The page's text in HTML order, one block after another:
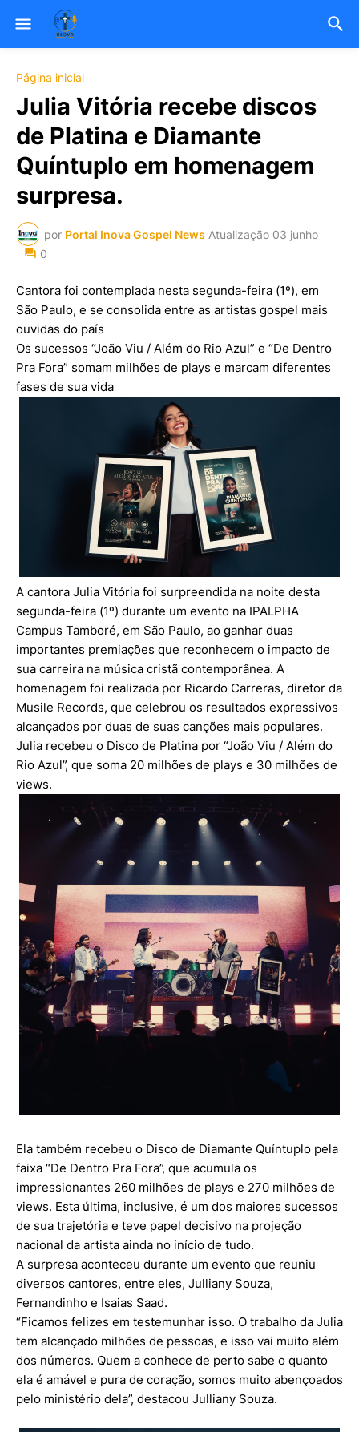
Página inicial
Julia Vitória recebe discos
de Platina e Diamante
Quíntuplo em homenagem
surpresa.
por Portal Inova Gospel News Atualização 03 junho
0
Cantora foi contemplada nesta segunda-feira (1º), em
São Paulo, e se consolida entre as artistas gospel mais
ouvidas do país
Os sucessos “João Viu / Além do Rio Azul” e “De Dentro
Pra Fora” somam milhões de plays e marcam diferentes
fases de sua vida
A cantora Julia Vitória foi surpreendida na noite desta
segunda-feira (1º) durante um evento na IPALPHA
Campus Tamboré, em São Paulo, ao ganhar duas
importantes premiações que reconhecem o impacto de
sua carreira na música cristã contemporânea. A
homenagem foi realizada por Ricardo Carreras, diretor da
Musile Records, que celebrou os resultados expressivos
alcançados por duas de suas canções mais populares.
Julia recebeu o Disco de Platina por “João Viu / Além do
Rio Azul”, que soma 20 milhões de plays e 30 milhões de
views.
Ela também recebeu o Disco de Diamante Quíntuplo pela
faixa “De Dentro Pra Fora”, que acumula os
impressionantes 260 milhões de plays e 270 milhões de
views. Esta última, inclusive, é um dos maiores sucessos
de sua trajetória e teve papel decisivo na projeção
nacional da artista ainda no início de tudo.
A surpresa aconteceu durante um evento que reuniu
diversos cantores, entre eles, Julliany Souza,
Fernandinho e Isaias Saad.
“Ficamos felizes em testemunhar isso. O trabalho da Julia
tem alcançado milhões de pessoas, e isso vai muito além
dos números. Quem a conhece de perto sabe o quanto
ela é amável e pura de coração, somos muito abençoados
pelo ministério dela”, destacou Julliany Souza.